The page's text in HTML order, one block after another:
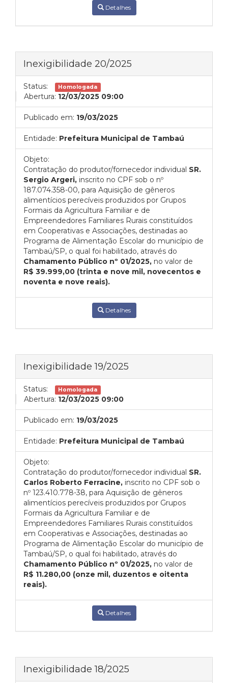
Detalhes
Inexigibilidade 20/2025
Status: Homologada
Abertura: 12/03/2025 09:00
Publicado em: 19/03/2025
Entidade: Prefeitura Municipal de Tambaú
Objeto:
Contratação do produtor/fornecedor individual SR.
Sergio Argeri, inscrito no CPF sob o nº
187.074.358-00, para Aquisição de gêneros
alimentícios perecíveis produzidos por Grupos
Formais da Agricultura Familiar e de
Empreendedores Familiares Rurais constituídos
em Cooperativas e Associações, destinadas ao
Programa de Alimentação Escolar do município de
Tambaú/SP, o qual foi habilitado, através do
Chamamento Público nº 01/2025, no valor de
R$ 39.999,00 (trinta e nove mil, novecentos e
noventa e nove reais).
Detalhes
Inexigibilidade 19/2025
Status: Homologada
Abertura: 12/03/2025 09:00
Publicado em: 19/03/2025
Entidade: Prefeitura Municipal de Tambaú
Objeto:
Contratação do produtor/fornecedor individual SR.
Carlos Roberto Ferracine, inscrito no CPF sob o
nº 123.410.778-38, para Aquisição de gêneros
alimentícios perecíveis produzidos por Grupos
Formais da Agricultura Familiar e de
Empreendedores Familiares Rurais constituídos
em Cooperativas e Associações, destinadas ao
Programa de Alimentação Escolar do município de
Tambaú/SP, o qual foi habilitado, através do
Chamamento Público nº 01/2025, no valor de
R$ 11.280,00 (onze mil, duzentos e oitenta
reais).
Detalhes
Inexigibilidade 18/2025